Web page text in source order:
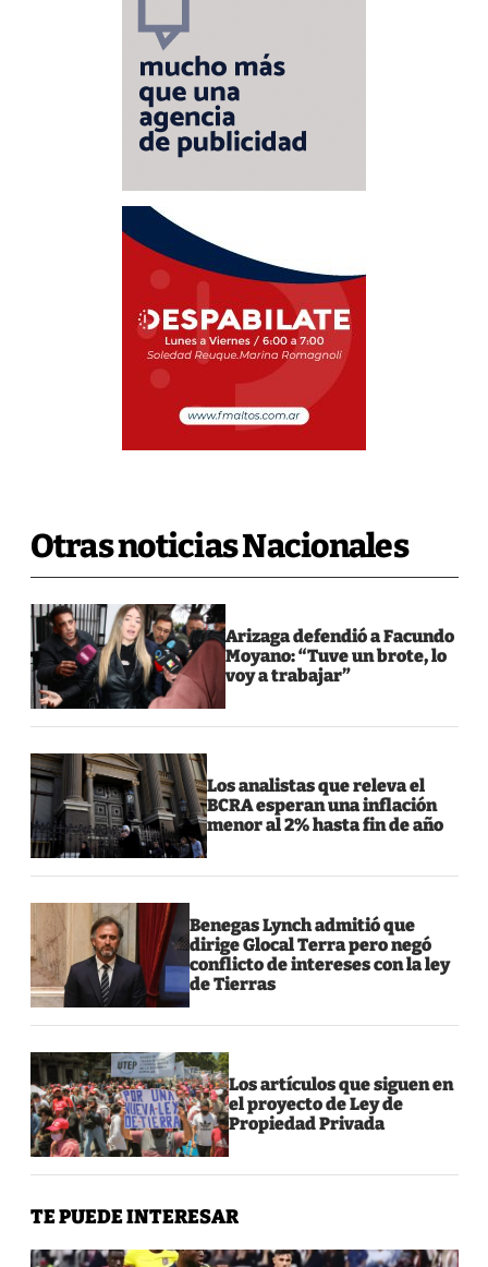
Otras noticias Nacionales
Arizaga defendió a Facundo
Moyano: “Tuve un brote, lo
voy a trabajar”
Los analistas que releva el
BCRA esperan una inflación
menor al 2% hasta fin de año
Benegas Lynch admitió que
dirige Glocal Terra pero negó
conflicto de intereses con la ley
de Tierras
Los artículos que siguen en
el proyecto de Ley de
Propiedad Privada
TE PUEDE INTERESAR